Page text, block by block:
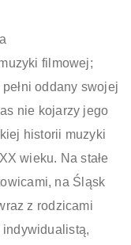
filmowej;
oddany swojej
nie kojarzy jego
historii muzyki
wieku. Na stałe
na Śląsk
z rodzicami
indywidualistą,